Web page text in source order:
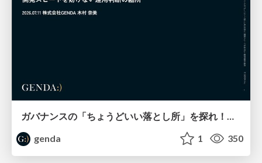
ガバナンスの「ちょうどいい落とし所」を探れ！開発スピードを妨げない運用判断の勘所 / SRE NEXT 2026
genda
1 350